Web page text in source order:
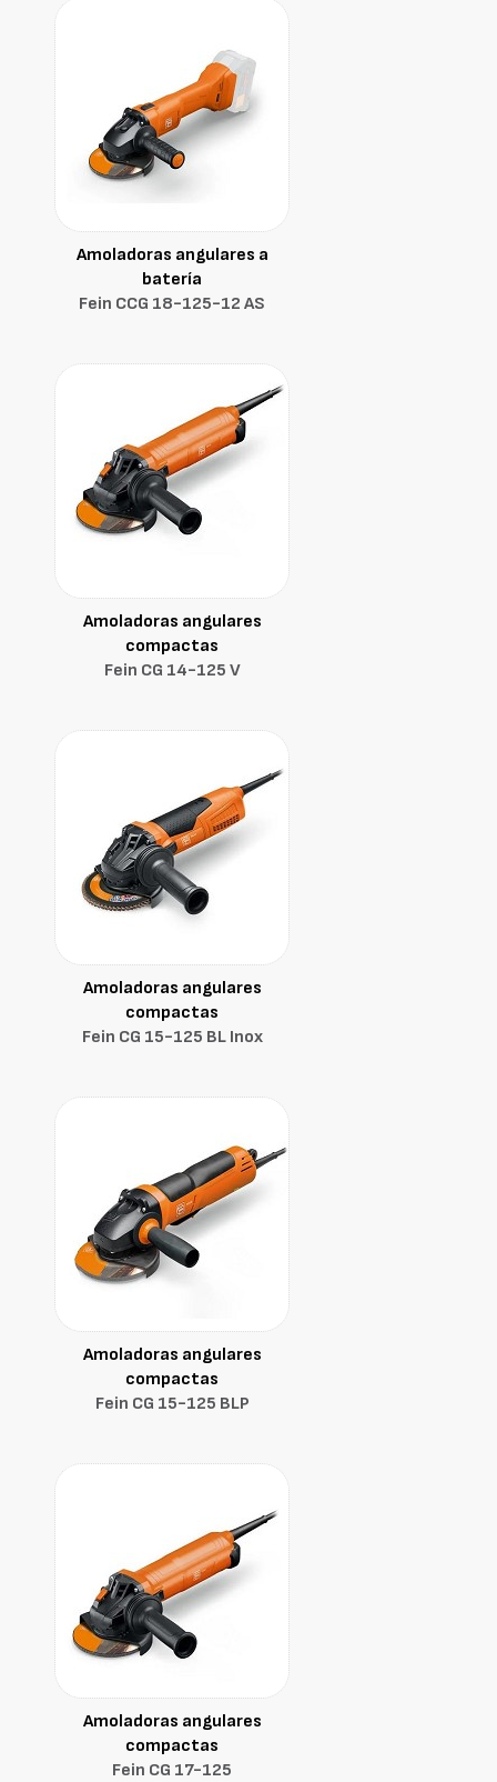
Amoladoras angulares a
batería
Fein CCG 18-125-12 AS
Amoladoras angulares
compactas
Fein CG 14-125 V
Amoladoras angulares
compactas
Fein CG 15-125 BL Inox
Amoladoras angulares
compactas
Fein CG 15-125 BLP
Amoladoras angulares
compactas
Fein CG 17-125